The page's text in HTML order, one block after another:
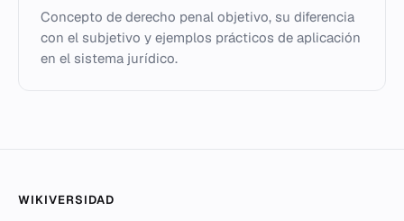
Concepto de derecho penal objetivo, su diferencia
con el subjetivo y ejemplos prácticos de aplicación
en el sistema jurídico.
WIKIVERSIDAD